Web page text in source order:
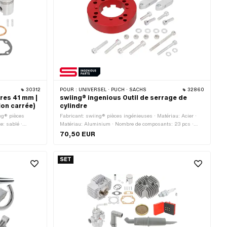
30312
41 mm |
carrée)
pièces
sablé ·
mm ·
entre
sortie:
fixation: 4 pcs
POUR : UNIVERSEL · PUCH · SACHS 32860
swiing® ingenious Outil de serrage de
cylindre
Fabricant: swiing® pièces ingénieuses · Matériau: Acier ·
Matériau: Aluminium · Nombre de composants: 23 pcs ·
Surface: anodisé · Surface: galvanisé bleu · Hauteur: 22
mm · Ø intérieur: 51.6 mm · Ø extérieur: 99 mm
70,50 EUR
SET